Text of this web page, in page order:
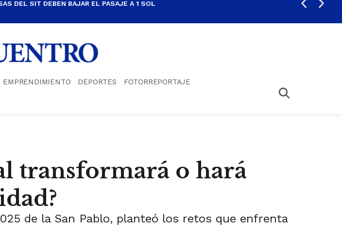
DEL SIT DEBEN BAJAR EL PASAJE A 1 SOL
EMPRENDIMIENTO DEPORTES FOTORREPORTAJE
transformará o hará
de la San Pablo, planteó los retos que enfrenta